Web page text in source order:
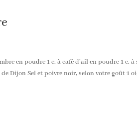
en poudre 1 c. à café d’ail en poudre 1 c. à
de Dijon Sel et poivre noir, selon votre goût 1